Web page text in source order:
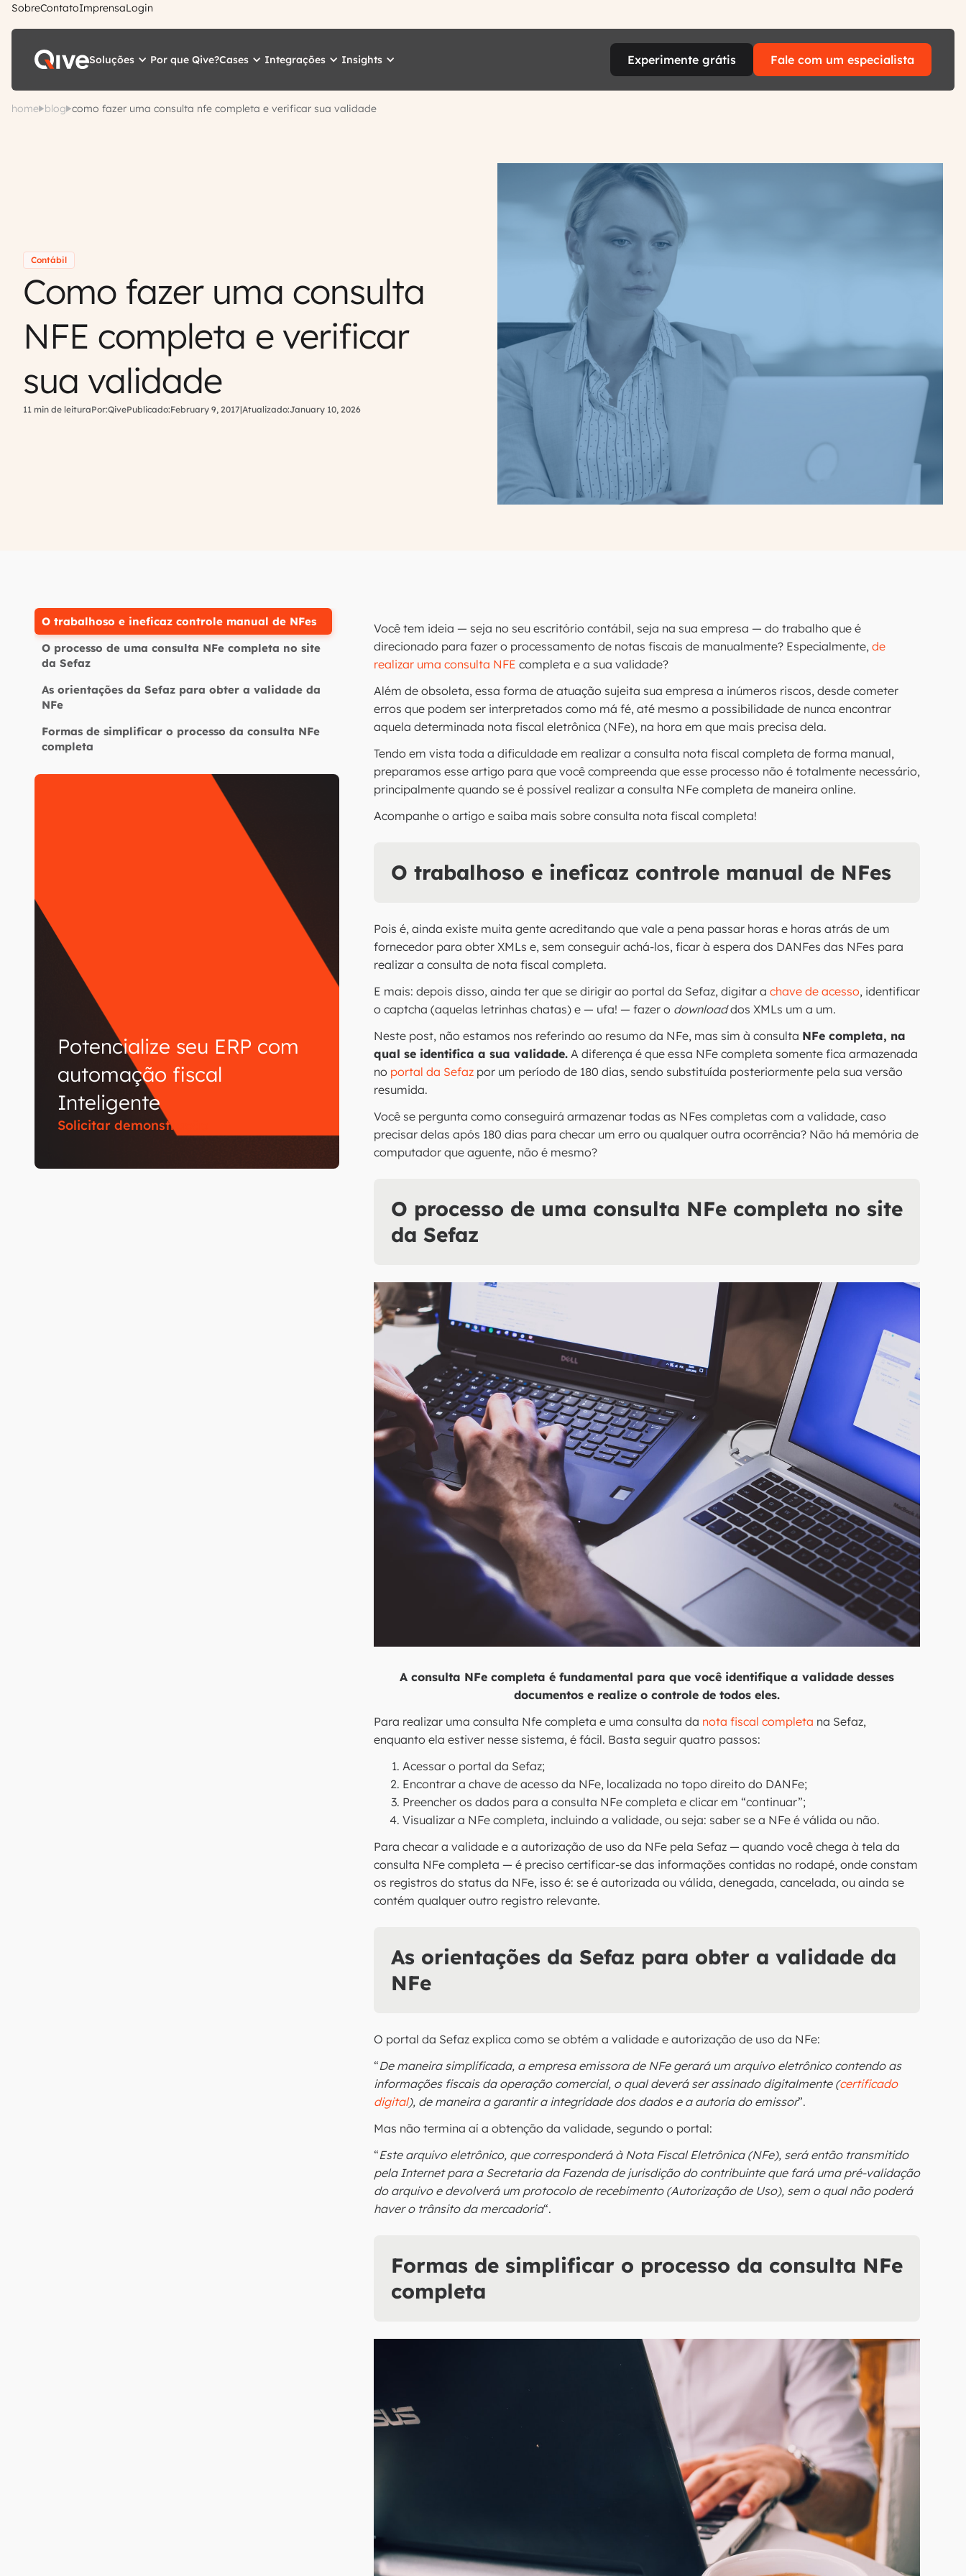
SobreContatoImprensaLogin
Soluções Por que Qive?Cases Integrações Insights Experimente grátis Fale com um especialista
home blog como fazer uma consulta nfe completa e verificar sua validade
Contábil
Como fazer uma consulta
NFE completa e verificar
sua validade
11 min de leituraPor:QivePublicado:February 9, 2017|Atualizado:January 10, 2026
O trabalhoso e ineficaz controle manual de NFes
O processo de uma consulta NFe completa no site
da Sefaz
As orientações da Sefaz para obter a validade da
NFe
Formas de simplificar o processo da consulta NFe
completa
Potencialize seu ERP com
automação fiscal
Inteligente
Solicitar demonstração
Você tem ideia — seja no seu escritório contábil, seja na sua empresa — do trabalho que é
direcionado para fazer o processamento de notas fiscais de manualmente? Especialmente, de
realizar uma consulta NFE completa e a sua validade?
Além de obsoleta, essa forma de atuação sujeita sua empresa a inúmeros riscos, desde cometer
erros que podem ser interpretados como má fé, até mesmo a possibilidade de nunca encontrar
aquela determinada nota fiscal eletrônica (NFe), na hora em que mais precisa dela.
Tendo em vista toda a dificuldade em realizar a consulta nota fiscal completa de forma manual,
preparamos esse artigo para que você compreenda que esse processo não é totalmente necessário,
principalmente quando se é possível realizar a consulta NFe completa de maneira online.
Acompanhe o artigo e saiba mais sobre consulta nota fiscal completa!
O trabalhoso e ineficaz controle manual de NFes
Pois é, ainda existe muita gente acreditando que vale a pena passar horas e horas atrás de um
fornecedor para obter XMLs e, sem conseguir achá-los, ficar à espera dos DANFes das NFes para
realizar a consulta de nota fiscal completa.
E mais: depois disso, ainda ter que se dirigir ao portal da Sefaz, digitar a chave de acesso, identificar
o captcha (aquelas letrinhas chatas) e — ufa! — fazer o downloaddos XMLs um a um.
Neste post, não estamos nos referindo ao resumo da NFe, mas sim à consulta NFe completa, na
qual se identifica a sua validade.A diferença é que essa NFe completa somente fica armazenada
no portal da Sefazpor um período de 180 dias, sendo substituída posteriormente pela sua versão
resumida.
Você se pergunta como conseguirá armazenar todas as NFes completas com a validade, caso
precisar delas após 180 dias para checar um erro ou qualquer outra ocorrência? Não há memória de
computador que aguente, não é mesmo?
O processo de uma consulta NFe completa no site
da Sefaz
A consulta NFe completa é fundamental para que você identifique a validade desses
documentos e realize o controle de todos eles.
Para realizar uma consulta Nfe completa e uma consulta da nota fiscal completa na Sefaz,
enquanto ela estiver nesse sistema, é fácil. Basta seguir quatro passos:
Acessar o portal da Sefaz;
Encontrar a chave de acesso da NFe, localizada no topo direito do DANFe;
Preencher os dados para a consulta NFe completa e clicar em “continuar”;
Visualizar a NFe completa, incluindo a validade, ou seja: saber se a NFe é válida ou não.
Para checar a validade e a autorização de uso da NFe pela Sefaz — quando você chega à tela da
consulta NFe completa — é preciso certificar-se das informações contidas no rodapé, onde constam
os registros do status da NFe, isso é: se é autorizada ou válida, denegada, cancelada, ou ainda se
contém qualquer outro registro relevante.
As orientações da Sefaz para obter a validade da
NFe
O portal da Sefaz explica como se obtém a validade e autorização de uso da NFe:
“De maneira simplificada, a empresa emissora de NFe gerará um arquivo eletrônico contendo as
informações fiscais da operação comercial, o qual deverá ser assinado digitalmente (certificado
digital), de maneira a garantir a integridade dos dados e a autoria do emissor”.
Mas não termina aí a obtenção da validade, segundo o portal:
“Este arquivo eletrônico, que corresponderá à Nota Fiscal Eletrônica (NFe), será então transmitido
pela Internet para a Secretaria da Fazenda de jurisdição do contribuinte que fará uma pré-validação
do arquivo e devolverá um protocolo de recebimento (Autorização de Uso), sem o qual não poderá
haver o trânsito da mercadoria“.
Formas de simplificar o processo da consulta NFe
completa